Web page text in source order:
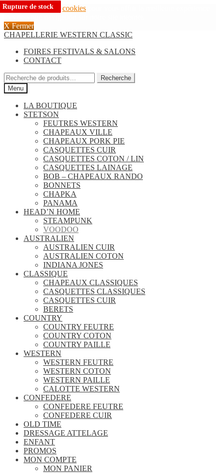
Nous utilisons des cookies
X Fermer
Aller
navigation
Aller
contenu
CHAPELLERIE WESTERN CLASSIC
FOIRES FESTIVALS & SALONS
CONTACT
Recherche
pour :
Recherche
Menu
LA BOUTIQUE
STETSON
FEUTRES WESTERN
CHAPEAUX VILLE
CHAPEAUX PORK PIE
CASQUETTES CUIR
CASQUETTES COTON / LIN
CASQUETTES LAINAGE
BOB – CHAPEAUX RANDO
BONNETS
CHAPKA
PANAMA
HEAD’N HOME
STEAMPUNK
VOODOO
AUSTRALIEN
AUSTRALIEN CUIR
AUSTRALIEN COTON
INDIANA JONES
CLASSIQUE
CHAPEAUX CLASSIQUES
CASQUETTES CLASSIQUES
CASQUETTES CUIR
BERETS
COUNTRY
COUNTRY FEUTRE
COUNTRY COTON
COUNTRY PAILLE
WESTERN
WESTERN FEUTRE
WESTERN COTON
WESTERN PAILLE
CALOTTE WESTERN
CONFEDERE
CONFEDERE FEUTRE
CONFEDERE CUIR
OLD TIME
DRESSAGE ATTELAGE
ENFANT
PROMOS
MON COMPTE
MON PANIER
Rupture de stock
Rupture de stock
Rupture de stock
Rupture de stock
Rupture de stock
Rupture de stock